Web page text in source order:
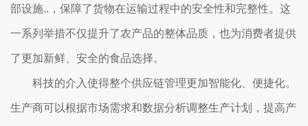
部设施..，保障了货物在运输过程中的安全性和完整性。这
一系列举措不仅提升了农产品的整体品质，也为消费者提供
了更加新鲜、安全的食品选择。
科技的介入使得整个供应链管理更加智能化、便捷化。
生产商可以根据市场需求和数据分析调整生产计划，提高产